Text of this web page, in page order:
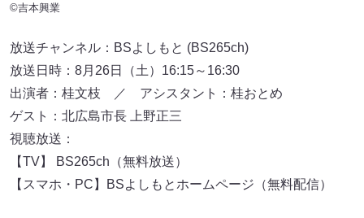
©吉本興業
放送チャンネル：BSよしもと (BS265ch)
放送日時：8月26日（土）16:15～16:30
出演者：桂文枝 ／ アシスタント：桂おとめ
ゲスト：北広島市長 上野正三
視聴放送：
【TV】 BS265ch（無料放送）
【スマホ・PC】BSよしもとホームページ（無料配信）